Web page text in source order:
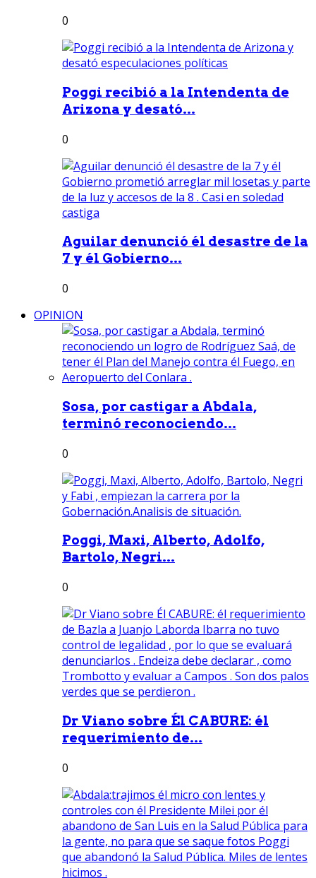
0
Poggi recibió a la Intendenta de
Arizona y desató...
0
Aguilar denunció él desastre de la
7 y él Gobierno...
0
OPINION
Sosa, por castigar a Abdala,
terminó reconociendo...
0
Poggi, Maxi, Alberto, Adolfo,
Bartolo, Negri...
0
Dr Viano sobre Él CABURE: él
requerimiento de...
0